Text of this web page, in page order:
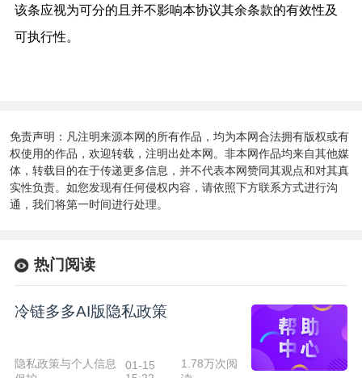
该条应视为可分的且并不影响本协议其余条款的有效性及
可执行性。
免责声明：凡注明来源本网的所有作品，均为本网合法拥有版权或有
权使用的作品，欢迎转载，注明出处本网。非本网作品均来自其他媒
体，转载目的在于传递更多信息，并不代表本网赞同其观点和对其真
实性负责。如您发现有任何侵权内容，请依照下方联系方式进行沟
通，我们将第一时间进行处理。
热门阅读
冷链多多AI版隐私政策
隐私政策与个人信息
01-15
1.78万次阅